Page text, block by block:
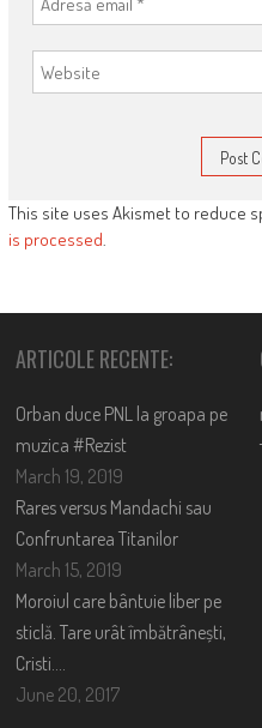
This site uses Akismet to reduce
is processed.
ARTICOLE RECENTE:
Orban duce PNL la groapa pe
muzica #Rezist
March 19, 2019
Rares versus Mandachi sau
Confruntarea Titanilor
March 15, 2019
Moroiul care bântuie liber pe
sticlă. Tare urât îmbătrânești,
Cristi….
June 20, 2017